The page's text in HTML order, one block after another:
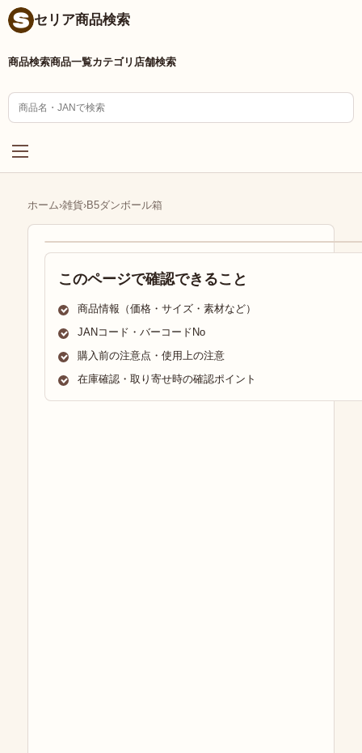
セリア商品検索
商品検索商品一覧カテゴリ 店舗検索
ホーム›雑貨›B5ダンボール箱
このページで確認できること
商品情報（価格・サイズ・素材など）
JANコード・バーコードNo
購入前の注意点・使用上の注意
在庫確認・取り寄せ時の確認ポイント